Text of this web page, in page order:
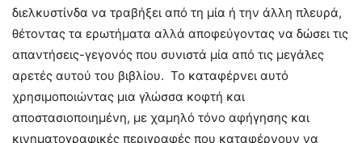
διελκυστίνδα να τραβήξει από τη μία ή την άλλη πλευρά,
θέτοντας τα ερωτήματα αλλά αποφεύγοντας να δώσει τις
απαντήσεις-γεγονός που συνιστά μία από τις μεγάλες
αρετές αυτού του βιβλίου. Το καταφέρνει αυτό
χρησιμοποιώντας μια γλώσσα κοφτή και
αποστασιοποιημένη, με χαμηλό τόνο αφήγησης και
κινηματογραφικές περιγραφές που καταφέρνουν να